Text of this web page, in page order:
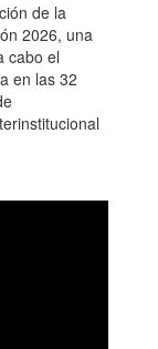
de la
2026, una
cabo el
en las 32